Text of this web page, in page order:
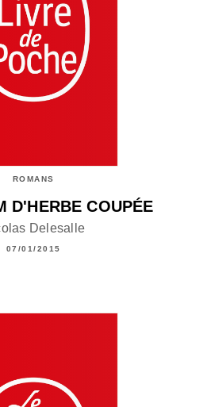
ROMANS
D'HERBE COUPÉE
Delesalle
07/01/2015